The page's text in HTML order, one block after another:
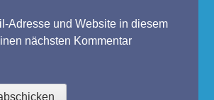
Adresse und Website in diesem
nächsten Kommentar